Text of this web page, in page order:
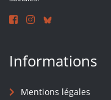
Informations
Mentions légales